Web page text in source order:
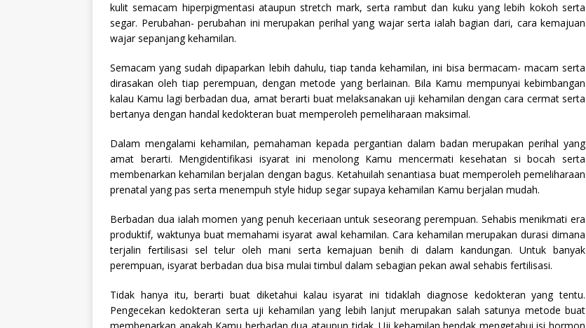
kulit semacam hiperpigmentasi ataupun stretch mark, serta rambut dan kuku yang lebih kokoh serta
segar. Perubahan- perubahan ini merupakan perihal yang wajar serta ialah bagian dari, cara kemajuan
wajar sepanjang kehamilan.
Semacam yang sudah dipaparkan lebih dahulu, tiap tanda kehamilan, ini bisa bermacam- macam serta
dirasakan oleh tiap perempuan, dengan metode yang berlainan. Bila Kamu mempunyai kebimbangan
kalau Kamu lagi berbadan dua, amat berarti buat melaksanakan uji kehamilan dengan cara cermat serta
bertanya dengan handal kedokteran buat memperoleh pemeliharaan maksimal.
Dalam mengalami kehamilan, pemahaman kepada pergantian dalam badan merupakan perihal yang
amat berarti. Mengidentifikasi isyarat ini menolong Kamu mencermati kesehatan si bocah serta
membenarkan kehamilan berjalan dengan bagus. Ketahuilah senantiasa buat memperoleh pemeliharaan
prenatal yang pas serta menempuh style hidup segar supaya kehamilan Kamu berjalan mudah.
Berbadan dua ialah momen yang penuh keceriaan untuk seseorang perempuan. Sehabis menikmati era
produktif, waktunya buat memahami isyarat awal kehamilan. Cara kehamilan merupakan durasi dimana
terjalin fertilisasi sel telur oleh mani serta kemajuan benih di dalam kandungan. Untuk banyak
perempuan, isyarat berbadan dua bisa mulai timbul dalam sebagian pekan awal sehabis fertilisasi.
Tidak hanya itu, berarti buat diketahui kalau isyarat ini tidaklah diagnose kedokteran yang tentu.
Pengecekan kedokteran serta uji kehamilan yang lebih lanjut merupakan salah satunya metode buat